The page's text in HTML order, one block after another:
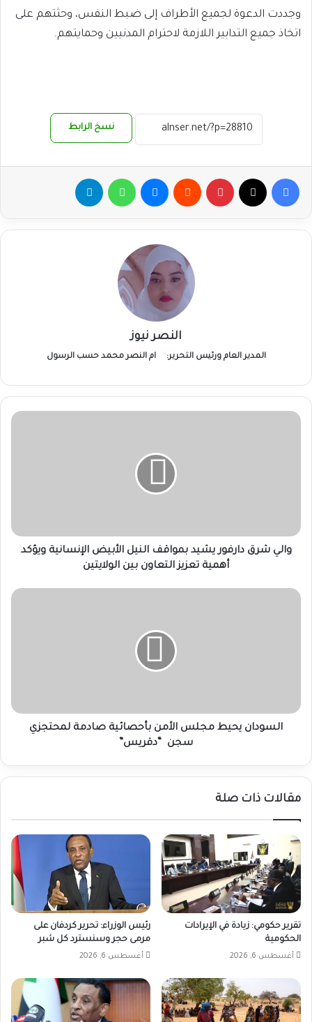
وجددت الدعوة لجميع الأطراف إلى ضبط النفس، وحثتهم على
اتخاذ جميع التدابير اللازمة لاحترام المدنيين وحمايتهم.
نسخ الرابط
فيسبوك بينتيريست ماسنجر واتساب
النصر نيوز
المدير العام ورئيس التحرير: ام النصر محمد حسب الرسول
والي
ويؤكد
أهمية
بين
والي شرق دارفور يشيد بمواقف النيل الأبيض الإنسانية ويؤكد
أهمية تعزيز التعاون بين الولايتين
السودان
“دقريس”
السودان يحيط مجلس الأمن بأحصائية صادمة لمحتجزي
سجن “دقريس”
مقالات ذات صلة
تقرير حكومي: زيادة في الإيرادات
الحكومية
أغسطس 6, 2026
رئيس الوزراء: تحرير كردفان على
مرمى حجر وسنسترد كل شبر
أغسطس 6, 2026